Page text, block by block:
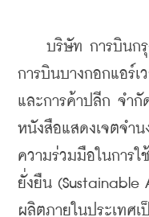
บริษัท การบินกรุง
การบินบางกอกแอร์
และการค้าปลีก จำ
หนังสือแสดงเจตจำ
ความร่วมมือในการใ
ยั่งยืน (Sustainable
ผลิตภายในประเทศเ